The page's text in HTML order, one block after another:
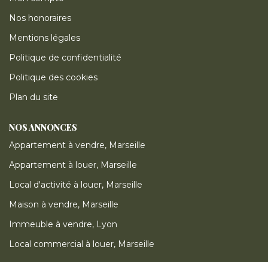
Nos honoraires
Mentions légales
Politique de confidentialité
Politique des cookies
Plan du site
NOS ANNONCES
Appartement à vendre, Marseille
Appartement à louer, Marseille
Local d'activité à louer, Marseille
Maison à vendre, Marseille
Immeuble à vendre, Lyon
Local commercial à louer, Marseille